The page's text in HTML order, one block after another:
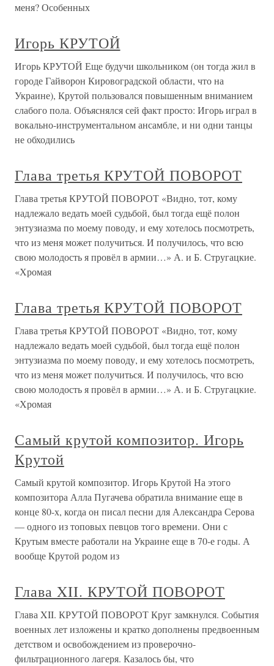
меня? Особенных
Игорь КРУТОЙ
Игорь КРУТОЙ Еще будучи школьником (он тогда жил в
городе Гайворон Кировоградской области, что на
Украине), Крутой пользовался повышенным вниманием
слабого пола. Объяснялся сей факт просто: Игорь играл в
вокально-инструментальном ансамбле, и ни одни танцы
не обходились
Глава третья КРУТОЙ ПОВОРОТ
Глава третья КРУТОЙ ПОВОРОТ «Видно, тот, кому
надлежало ведать моей судьбой, был тогда ещё полон
энтузиазма по моему поводу, и ему хотелось посмотреть,
что из меня может получиться. И получилось, что всю
свою молодость я провёл в армии…» А. и Б. Стругацкие.
«Хромая
Глава третья КРУТОЙ ПОВОРОТ
Глава третья КРУТОЙ ПОВОРОТ «Видно, тот, кому
надлежало ведать моей судьбой, был тогда ещё полон
энтузиазма по моему поводу, и ему хотелось посмотреть,
что из меня может получиться. И получилось, что всю
свою молодость я провёл в армии…» А. и Б. Стругацкие.
«Хромая
Самый крутой композитор. Игорь
Крутой
Самый крутой композитор. Игорь Крутой На этого
композитора Алла Пугачева обратила внимание еще в
конце 80-х, когда он писал песни для Александра Серова
— одного из топовых певцов того времени. Они с
Крутым вместе работали на Украине еще в 70-е годы. А
вообще Крутой родом из
Глава XII. КРУТОЙ ПОВОРОТ
Глава XII. КРУТОЙ ПОВОРОТ Круг замкнулся. События
военных лет изложены и кратко дополнены предвоенным
детством и освобождением из проверочно-
фильтрационного лагеря. Казалось бы, что